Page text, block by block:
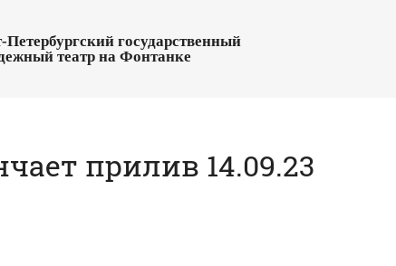
Петербургский государственный
театр на Фонтанке
прилив 14.09.23